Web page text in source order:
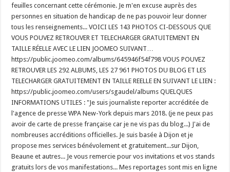
feuilles concernant cette cérémonie. Je m'en excuse auprès des
personnes en situation de handicap de ne pas pouvoir leur donner
tous les renseignements... VOICI LES 143 PHOTOS CI-DESSOUS QUE
VOUS POUVEZ RETROUVER ET TELECHARGER GRATUITEMENT EN
TAILLE RÉELLE AVEC LE LIEN JOOMEO SUIVANT…
https://public.joomeo.com/albums/645946f54f798 VOUS POUVEZ
RETROUVER LES 292 ALBUMS, LES 27 961 PHOTOS DU BLOG ET LES
TELECHARGER GRATUITEMENT EN TAILLE REELLE EN SUIVANT LE LIEN :
https://public.joomeo.com/users/sgaudel/albums QUELQUES
INFORMATIONS UTILES : "Je suis journaliste reporter accréditée de
l'agence de presse WPA New-York depuis mars 2018. (je ne peux pas
avoir de carte de presse française car je ne vis pas du blog...) J'ai de
nombreuses accréditions officielles. Je suis basée à Dijon et je
propose mes services bénévolement et gratuitement...sur Dijon,
Beaune et autres... Je vous remercie pour vos invitations et vos stands
gratuits lors de vos manifestations... Mes reportages sont mis en ligne